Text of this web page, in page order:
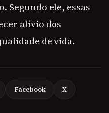
Segundo ele, essas
alívio dos
de vida.
Facebook X